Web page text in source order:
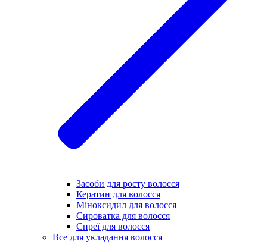
Засоби для росту волосся
Кератин для волосся
Міноксидил для волосся
Сироватка для волосся
Спреї для волосся
Все для укладання волосся